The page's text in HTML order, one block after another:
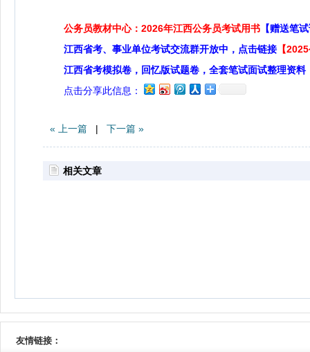
公务员教材中心：2026年江西公务员考试用书 【赠送笔
江西省考、事业单位考试交流群开放中，点击链接 【
江西省考模拟卷，回忆版试题卷，全套笔试面试整理资料
点击分享此信息：
« 上一篇 | 下一篇 »
相关文章
友情链接：